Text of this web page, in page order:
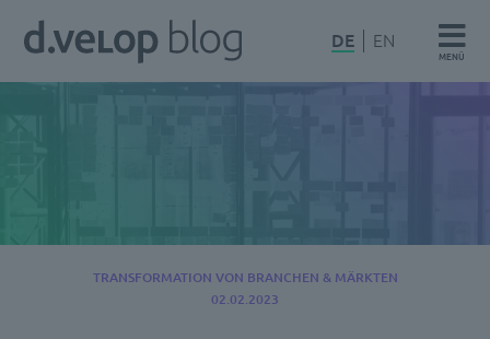
Zum
Inhalt
d.velop
DE EN
MENÜ
TRANSFORMATION VON BRANCHEN & MÄRKTEN
02.02.2023